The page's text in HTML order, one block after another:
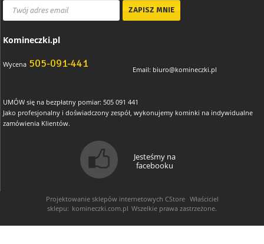
Komineczki.pl
Wycena 505-091-441 Email: biuro@komineczki.pl
UMÓW się na bezpłatny pomiar: 505 091 441
Jako profesjonalny i doświadczony zespół, wykonujemy kominki na indywidualne
zamówienia Klientów.
Jesteśmy na
facebooku
Projektowanie sklepów internetowych CStore Właściciel
sklepu: komineczki.com.pl Wszelkie prawa zastrzeżone.